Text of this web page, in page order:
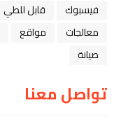
فيسبوك
قابل للطي
معالجات
مواقع
صيانة
تواصل معنا